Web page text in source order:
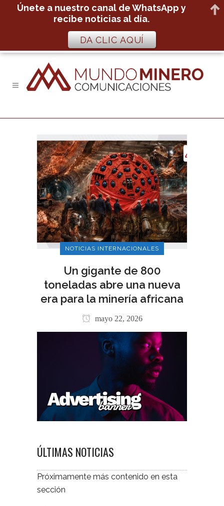
NOTICIAS INTERNACIONALES
Un gigante de 800
toneladas abre una nueva
era para la minería africana
mayo 22, 2026
ÚLTIMAS NOTICIAS
Próximamente más contenido en esta
sección
Únete a nuestro canal de WhatsApp y
recibe noticias al día.
DA CLIC AQUÍ